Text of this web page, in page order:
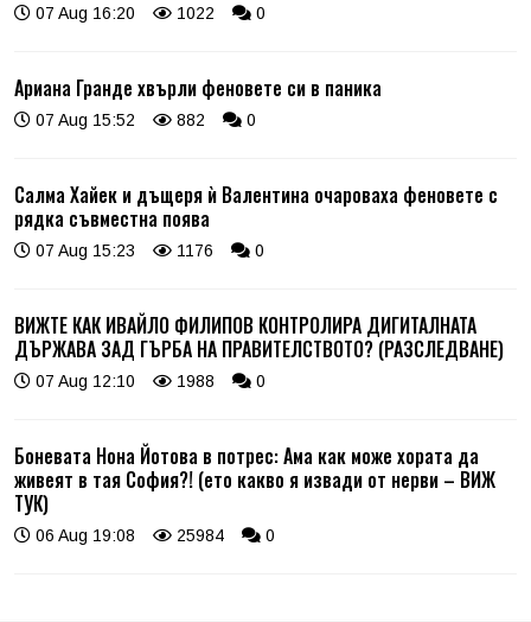
07 Aug 16:20 1022 0
Ариана Гранде хвърли феновете си в паника
07 Aug 15:52 882 0
Салма Хайек и дъщеря ѝ Валентина очароваха феновете с
рядка съвместна поява
07 Aug 15:23 1176 0
ВИЖТЕ КАК ИВАЙЛО ФИЛИПОВ КОНТРОЛИРА ДИГИТАЛНАТА
ДЪРЖАВА ЗАД ГЪРБА НА ПРАВИТЕЛСТВОТО? (РАЗСЛЕДВАНЕ)
07 Aug 12:10 1988 0
Боневата Нона Йотова в потрес: Ама как може хората да
живеят в тая София?! (ето какво я извади от нерви – ВИЖ
ТУК)
06 Aug 19:08 25984 0